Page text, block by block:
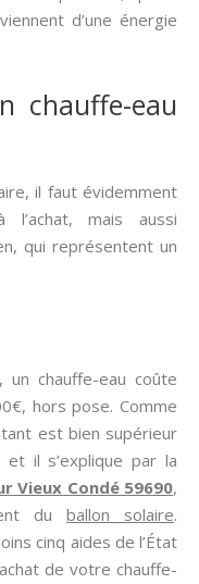
d’une énergie
chauffe-eau
il faut évidemment
mais aussi
qui représentent un
chauffe-eau coûte
hors pose. Comme
est bien supérieur
et il s’explique par la
Vieux Condé 59690,
du ballon solaire.
cinq aides de l’État
de votre chauffe-